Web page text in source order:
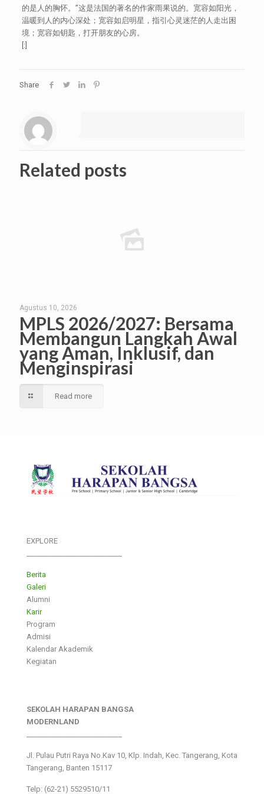
的是人的胸怀。”这是法国的著名的作家雨果说的。宽容如阳光，
温暖到人的内心深处；宽容如启明星，指引心灵迷茫的人走出困
境；宽容如钥匙，打开朋友的心房。
[:]
Share
Related posts
Agustus 10, 2026
MPLS 2026/2027: Bersama
Membangun Langkah Awal
yang Aman, Inklusif, dan
Menginspirasi
Read more
EXPLORE
Berita
Galeri
Alumni
Karir
Program
Admisi
Kalendar Akademik
Kegiatan
SEKOLAH HARAPAN BANGSA
MODERNLAND
Jl. Pulau Putri Raya No.Kav 10, Klp. Indah, Kec. Tangerang, Kota
Tangerang, Banten 15117
Telp: (62-21) 5529510/11